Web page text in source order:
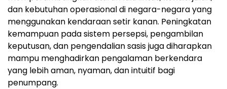
dan kebutuhan operasional di negara-negara yang
menggunakan kendaraan setir kanan. Peningkatan
kemampuan pada sistem persepsi, pengambilan
keputusan, dan pengendalian sasis juga diharapkan
mampu menghadirkan pengalaman berkendara
yang lebih aman, nyaman, dan intuitif bagi
penumpang.